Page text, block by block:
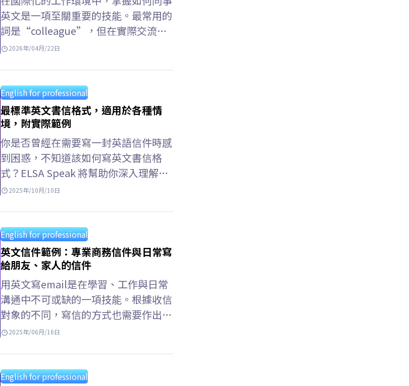
（Personal Background）: 姓名、學
歷背景、個人特質與優點。 學術與能
力（Academic…
英文是一項至關重要的技能。最常用的
詞是“colleague”，但在實際交流
中，還有許多其他表達方式，例如同事
使用英語，你可以使用ELSA Speak進
行練習。 同事英文怎麼說？ 以下是一
些常用的英語單字，用來指稱“同
事”，以及它們在不同工作語境中的發
音和用法，以便你可以選擇合適的方式
表達自己。 英文單字 用法 colleague
同事（正式）常用於工作環境或專業場
合；也可指同一行業但不一定在同一家
公司工作的人。…
2026年/04月/22日
English for professional
最標準英文書信格式，適用於各種情
境，附實際範例
你是否曾經在需要寫一封英語信件時感
到困惑，不知道該如何寫英文書信格
式？ELSA Speak 將幫助你深入理解每
一部分的細節——從英文書信在作文中
友、公司或組織的信件。 英文書信格
式 ELSA Speak 已整理出一套完整的英
文書信格式 機構，適用於商用英文書
信格式、英文書信格式 學測、英文書
信格式作文等多種情境，並附上不同範
例，幫助學習者輕鬆掌握並靈活運用於
各種場合。 >>閲讀更多：十大英文翻
譯中文網站推薦：快速、準確且免費…
2025年/10月/10日
English for professional
英文信件範例：專業商務信件與日常寫
給朋友、家人的信件
用英文寫email是在學習、工作與日常
溝通中不可或缺的一項技能。根據收信
對象的不同，寫信的方式也需要作出相
應調整 —— 對老師要莊重、對合作夥伴
例獲得詳細指導，例如英文商業email
2025年/06月/16日
English for professional